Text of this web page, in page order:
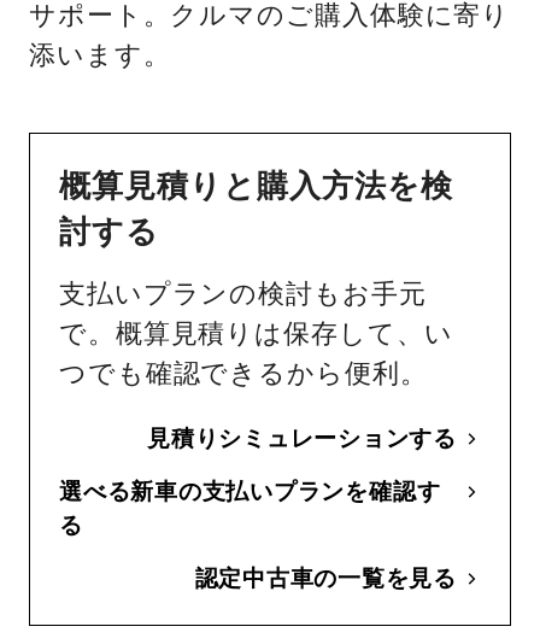
サポート。クルマのご購入体験に寄り
添います。
概算見積りと購入方法を検
討する
支払いプランの検討もお手元
で。概算見積りは保存して、い
つでも確認できるから便利。
見積りシミュレーションする
選べる新車の支払いプランを確認す
る
認定中古車の一覧を見る